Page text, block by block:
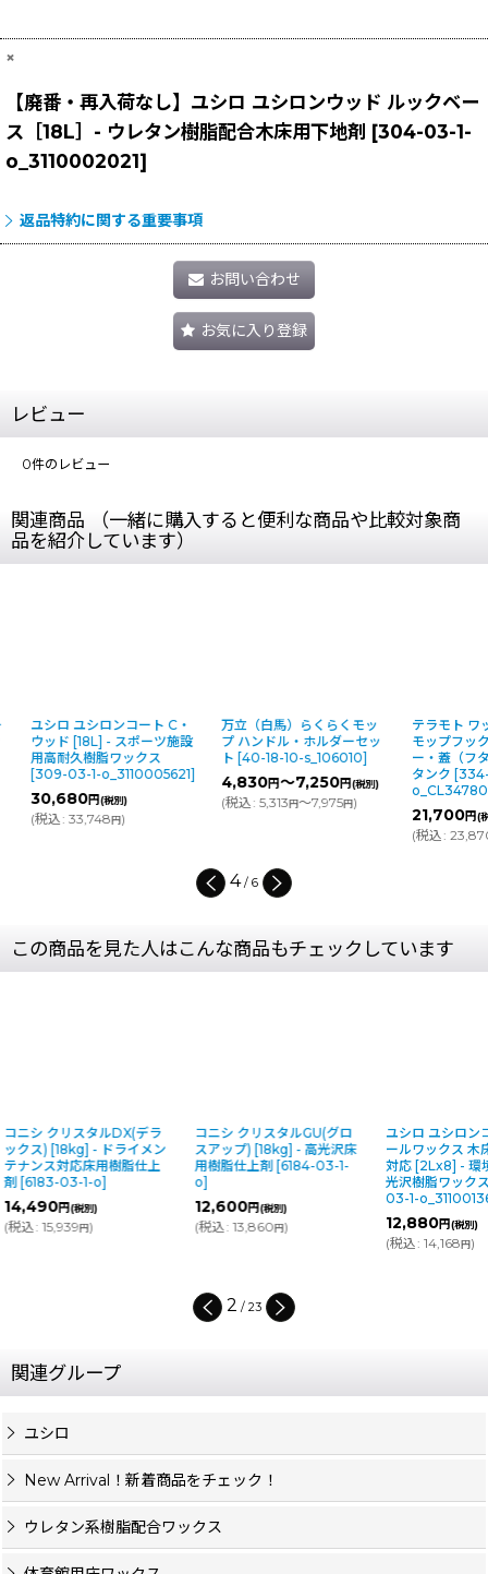
×
【廃番・再入荷なし】ユシロ ユシロンウッド ルックベー
ス［18L］- ウレタン樹脂配合木床用下地剤 [304-03-1-
o_3110002021]
返品特約に関する重要事項
お問い合わせ
お気に入り登録
レビュー
0件のレビュー
関連商品 （一緒に購入すると便利な商品や比較対象商
品を紹介しています）
ユシロ ユシロンコート C・
ウッド [18L] - スポーツ施設
用高耐久樹脂ワックス
309-03-1-o_3110005621]
30,680円(税別)
税込: 33,748円)
万立（白馬）らくらくモッ
プ ハンドル・ホルダーセッ
[40-18-10-s_106010]
4,830円～7,250円(税別)
税込: 5,313円～7,975円)
テラモト ワ
モップフック
ー・蓋（フタ
タンク [334-
21,700円(税
税込: 23,870
4/ 6
この商品を見た人はこんな商品もチェックしています
コニシ クリスタルGU(グロ
スアップ) [18kg] - 高光沢床
用樹脂仕上剤 [6184-03-1-
o]
12,600円(税別)
(税込: 13,860
ユシロ ユシロンコート スク
ールワックス 木床・化学床
対応 [2Lx8] - 環境配慮型高
03-1-o_3110013631
12,880円(税別)
ユシロ ユシ
[18L] - 抗菌
脂ワックス [
16,730 円
(税込:
2 / 23
関連グループ
ユシロ
New Arrival！新着商品をチェック！
ウレタン系樹脂配合ワックス